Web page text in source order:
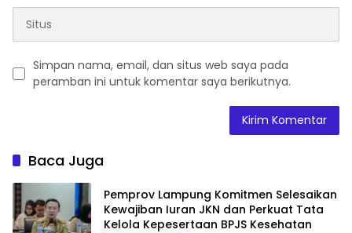
Simpan nama, email, dan situs web saya pada
peramban ini untuk komentar saya berikutnya.
Baca Juga
Pemprov Lampung Komitmen Selesaikan
Kewajiban Iuran JKN dan Perkuat Tata
Kelola Kepesertaan BPJS Kesehatan